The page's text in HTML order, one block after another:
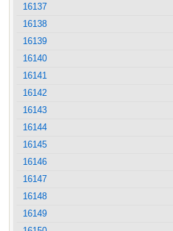
16137
16138
16139
16140
16141
16142
16143
16144
16145
16146
16147
16148
16149